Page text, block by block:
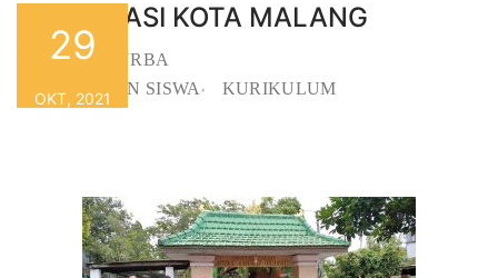
ISLAMISASI KOTA MALANG
By SMASURBA
KEGIATAN SISWA , KURIKULUM
29
OKT, 2021